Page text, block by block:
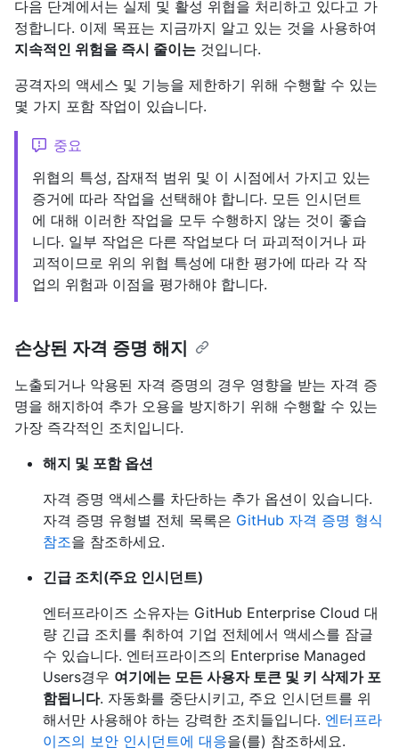
다음 단계에서는 실제 및 활성 위협을 처리하고 있다고 가
정합니다. 이제 목표는 지금까지 알고 있는 것을 사용하여
지속적인 위험을 즉시 줄이는 것입니다.
공격자의 액세스 및 기능을 제한하기 위해 수행할 수 있는
몇 가지 포함 작업이 있습니다.
중요
위협의 특성, 잠재적 범위 및 이 시점에서 가지고 있는
증거에 따라 작업을 선택해야 합니다. 모든 인시던트
에 대해 이러한 작업을 모두 수행하지 않는 것이 좋습
니다. 일부 작업은 다른 작업보다 더 파괴적이거나 파
괴적이므로 위의 위협 특성에 대한 평가에 따라 각 작
업의 위험과 이점을 평가해야 합니다.
손상된 자격 증명 해지
노출되거나 악용된 자격 증명의 경우 영향을 받는 자격 증
명을 해지하여 추가 오용을 방지하기 위해 수행할 수 있는
가장 즉각적인 조치입니다.
해지 및 포함 옵션
자격 증명 액세스를 차단하는 추가 옵션이 있습니다.
자격 증명 유형별 전체 목록은 GitHub 자격 증명 형식
참조을 참조하세요.
긴급 조치(주요 인시던트)
엔터프라이즈 소유자는 GitHub Enterprise Cloud 대
량 긴급 조치를 취하여 기업 전체에서 액세스를 잠글
수 있습니다. 엔터프라이즈의 Enterprise Managed
Users경우 여기에는 모든 사용자 토큰 및 키 삭제가 포
함됩니다. 자동화를 중단시키고, 주요 인시던트를 위
해서만 사용해야 하는 강력한 조치들입니다. 엔터프라
이즈의 보안 인시던트에 대응을(를) 참조하세요.